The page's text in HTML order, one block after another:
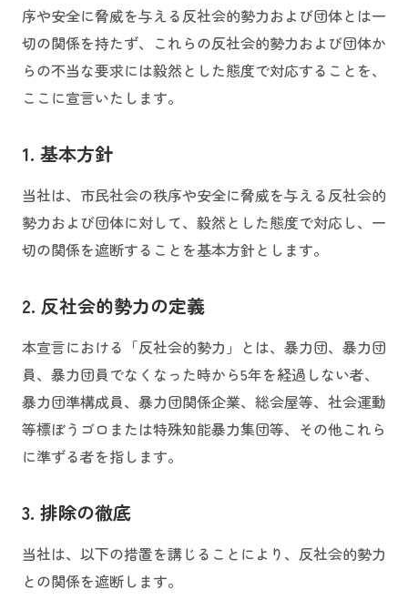
序や安全に脅威を与える反社会的勢力および団体とは一
切の関係を持たず、これらの反社会的勢力および団体か
らの不当な要求には毅然とした態度で対応することを、
ここに宣言いたします。
1. 基本方針
当社は、市民社会の秩序や安全に脅威を与える反社会的
勢力および団体に対して、毅然とした態度で対応し、一
切の関係を遮断することを基本方針とします。
2. 反社会的勢力の定義
本宣言における「反社会的勢力」とは、暴力団、暴力団
員、暴力団員でなくなった時から5年を経過しない者、
暴力団準構成員、暴力団関係企業、総会屋等、社会運動
等標ぼうゴロまたは特殊知能暴力集団等、その他これら
に準ずる者を指します。
3. 排除の徹底
当社は、以下の措置を講じることにより、反社会的勢力
との関係を遮断します。